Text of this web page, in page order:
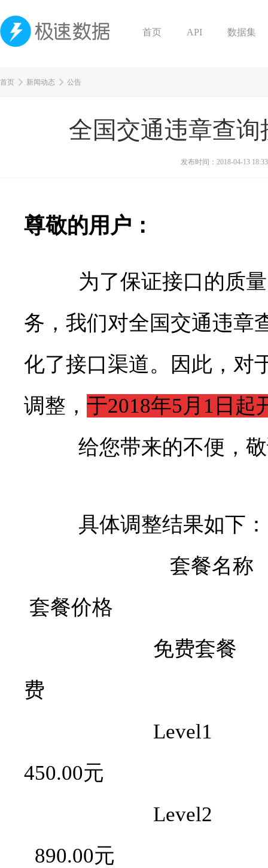
首页 API 数据集
首页 新闻动态 公告
全国交通违章查
发布时间： 2018-04-13 18:33
尊敬的用户：
为了保证接口的质
务，我们对全国交通违章
化了接口渠道。
因此，对
调整， 于2018年5月1日 起
给您带来的不便，
具体调整结果如下：
套餐名称
套餐价格
免费套餐
费
Level1
450.00元
Level2
890.00元